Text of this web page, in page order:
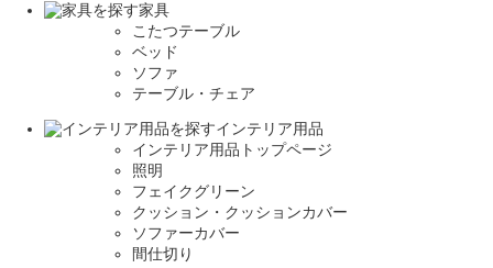
家具
こたつテーブル
ベッド
ソファ
テーブル・チェア
インテリア用品
インテリア用品トップページ
照明
フェイクグリーン
クッション・クッションカバー
ソファーカバー
間仕切り